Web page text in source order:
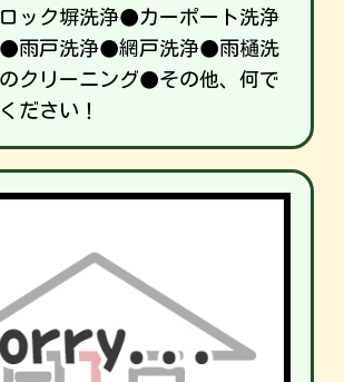
ック塀洗浄●カーポート洗浄
雨戸洗浄●網戸洗浄●雨樋洗
クリーニング●その他、何で
ださい！